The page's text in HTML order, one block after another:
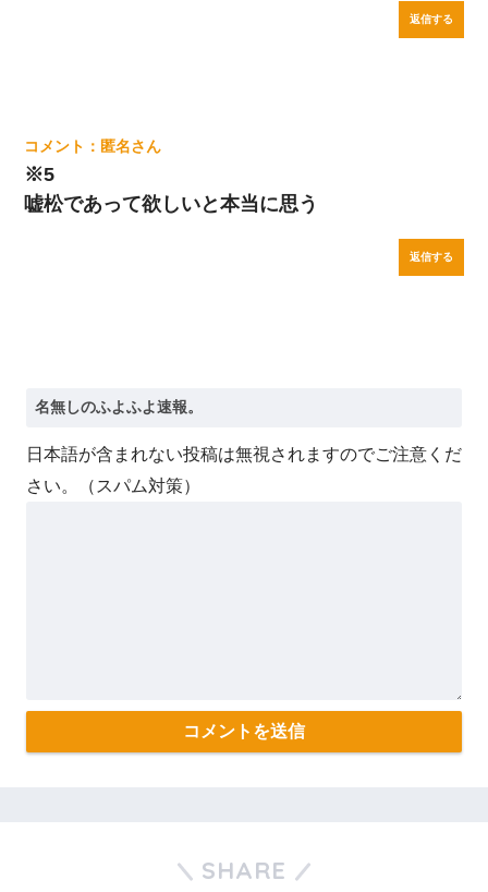
返信する
匿名
※5
嘘松であって欲しいと本当に思う
返信する
日本語が含まれない投稿は無視されますのでご注意くだ
さい。（スパム対策）
SHARE